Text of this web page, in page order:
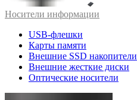
Носители информации
USB-флешки
Карты памяти
Внешние SSD накопители
Внешние жесткие диски
Оптические носители